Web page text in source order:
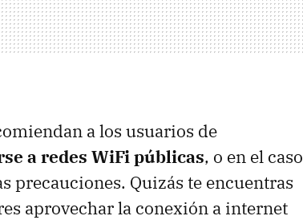
a los usuarios de
a redes WiFi públicas, o en el caso
precauciones. Quizás te encuentras
aprovechar la conexión a internet